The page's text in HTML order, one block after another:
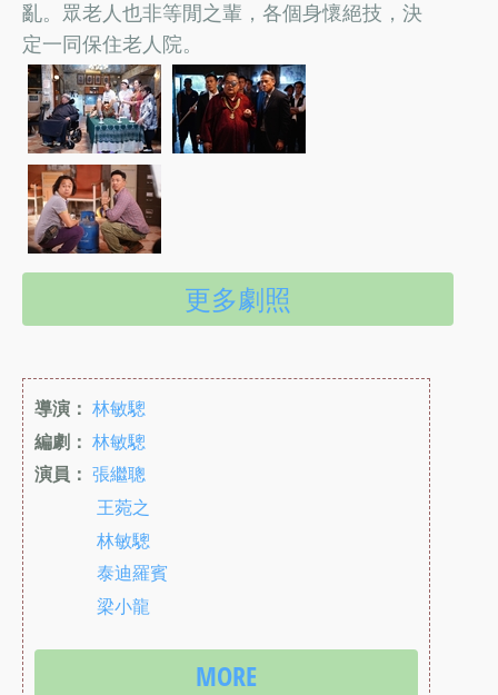
亂。眾老人也非等閒之輩，各個身懷絕技，決
定一同保住老人院。
更多劇照
導演： 林敏驄
編劇： 林敏驄
演員： 張繼聰
王菀之
林敏驄
泰迪羅賓
梁小龍
MORE